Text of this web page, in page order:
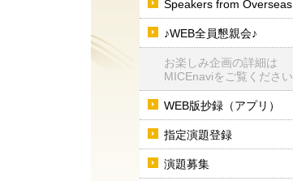
Speakers from Overseas
♪WEB全員懇親会♪
お楽しみ企画の詳細は
MICEnaviをご覧ください
WEB版抄録（アプリ）
指定演題登録
演題募集